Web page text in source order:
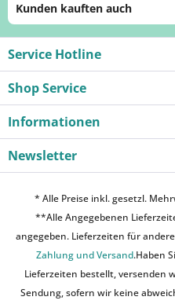
Kunden kauften auch
Service Hotline
Shop Service
Informationen
Newsletter
* Alle Preise inkl. gesetzl.
**Alle Angegebenen
angegeben. Lieferzeiten für
Zahlung und Versand.Haben
Lieferzeiten bestellt, versenden
Sendung, sofern wir keine